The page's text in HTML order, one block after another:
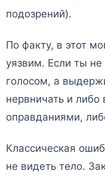
подозрений).
По факту, в этот
уязвим. Если ты не
голосом, а
нервничать и
оправданиями,
Классическая
не видеть тело.